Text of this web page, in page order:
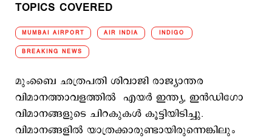
TOPICS COVERED
MUMBAI AIRPORT AIR INDIA INDIGO
BREAKING NEWS
മുംബൈ ഛത്രപതി ശിവാജി രാജ്യാന്തര
വിമാനത്താവളത്തില്‍ എയര്‍ ഇന്ത്യ, ഇന്‍ഡിഗോ
വിമാനങ്ങളുടെ ചിറകുകള്‍ കൂട്ടിയിടിച്ചു.
വിമാനങ്ങളില്‍ യാത്രക്കാരുണ്ടായിരുന്നെങ്കിലും